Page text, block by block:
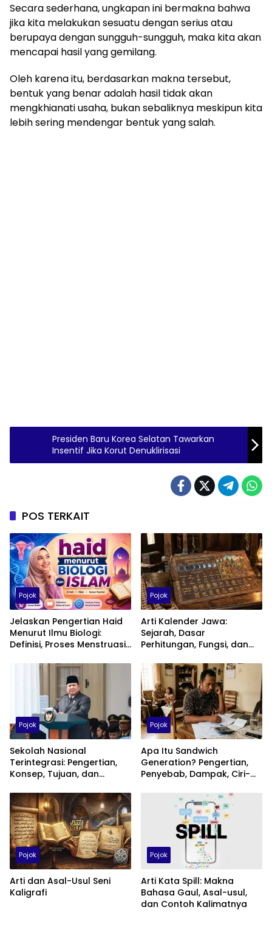
Secara sederhana, ungkapan ini bermakna bahwa
jika kita melakukan sesuatu dengan serius atau
berupaya dengan sungguh-sungguh, maka kita akan
mencapai hasil yang gemilang.
Oleh karena itu, berdasarkan makna tersebut,
bentuk yang benar adalah hasil tidak akan
mengkhianati usaha, bukan sebaliknya meskipun kita
lebih sering mendengar bentuk yang salah.
Presiden Baru Korea Selatan Tawarkan
Insentif Jika Korut Denuklirisasi
POS TERKAIT
Pojok
Jelaskan Pengertian Haid
Menurut Ilmu Biologi:
Definisi, Proses Menstruasi,
Islam
Pojok
Arti Kalender Jawa:
Sejarah, Dasar
Perhitungan, Fungsi, dan
Pojok
Sekolah Nasional
Terintegrasi: Pengertian,
Konsep, Tujuan, dan
Meningkatkan Kualitas
Pendidikan Indonesia
Pojok
Apa Itu Sandwich
Generation? Pengertian,
Penyebab, Dampak, Ciri-
Generasi Sandwich
Pojok
Arti dan Asal-Usul Seni
Kaligrafi
Pojok
Arti Kata Spill: Makna
Bahasa Gaul, Asal-usul,
dan Contoh Kalimatnya